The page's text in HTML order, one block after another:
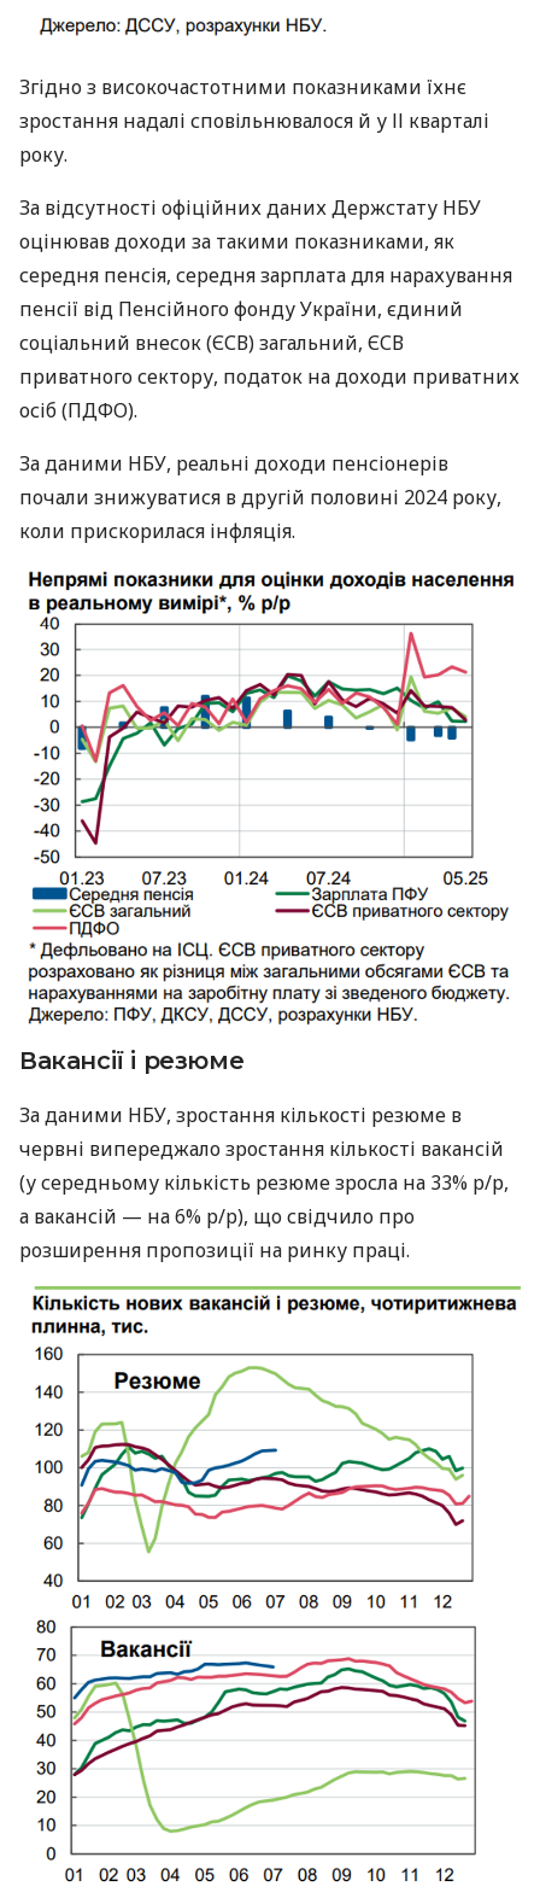
Згідно з високочастотними показниками їхнє
зростання надалі сповільнювалося й у ІІ кварталі
року.
За відсутності офіційних даних Держстату НБУ
оцінював доходи за такими показниками, як
середня пенсія, середня зарплата для нарахування
пенсії від Пенсійного фонду України, єдиний
соціальний внесок (ЄСВ) загальний, ЄСВ
приватного сектору, податок на доходи приватних
осіб (ПДФО).
За даними НБУ, реальні доходи пенсіонерів
почали знижуватися в другій половині 2024 року,
коли прискорилася інфляція.
Вакансії і резюме
За даними НБУ, зростання кількості резюме в
червні випереджало зростання кількості вакансій
(у середньому кількість резюме зросла на 33% р/р,
а вакансій — на 6% р/р), що свідчило про
розширення пропозиції на ринку праці.